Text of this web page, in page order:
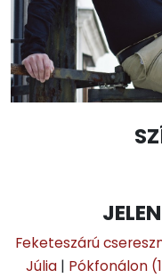
Feketeszárú
Júlia | Pókfonálon